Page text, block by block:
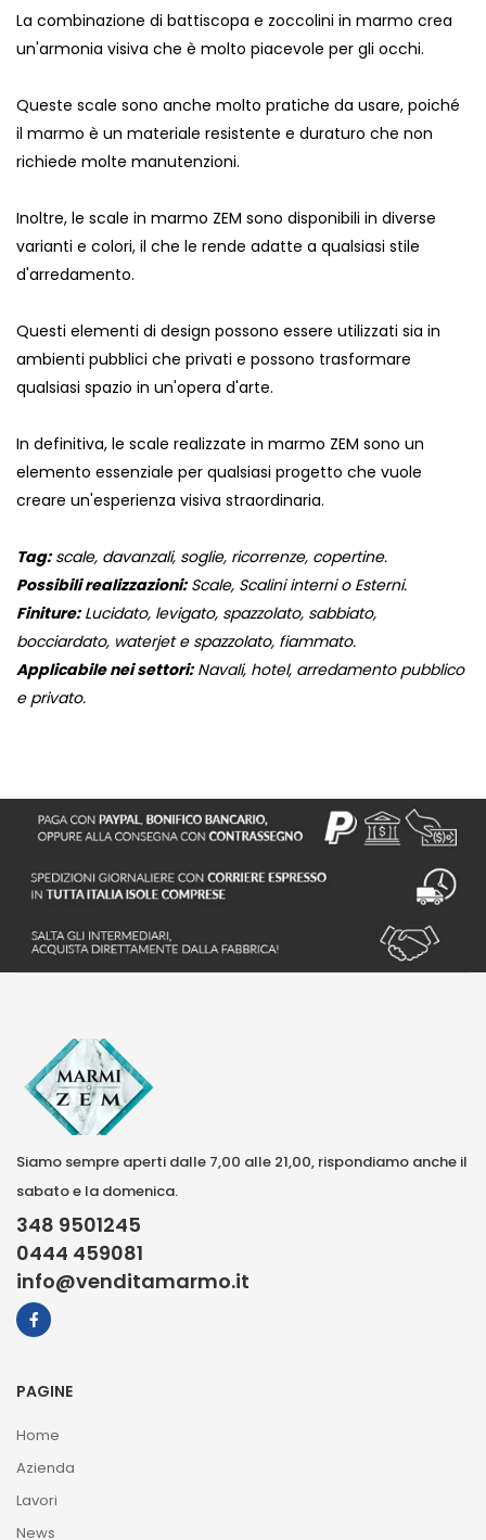
La combinazione di battiscopa e zoccolini in marmo crea
un'armonia visiva che è molto piacevole per gli occhi.
Queste scale sono anche molto pratiche da usare, poiché
il marmo è un materiale resistente e duraturo che non
richiede molte manutenzioni.
Inoltre, le scale in marmo ZEM sono disponibili in diverse
varianti e colori, il che le rende adatte a qualsiasi stile
d'arredamento.
Questi elementi di design possono essere utilizzati sia in
ambienti pubblici che privati e possono trasformare
qualsiasi spazio in un'opera d'arte.
In definitiva, le scale realizzate in marmo ZEM sono un
elemento essenziale per qualsiasi progetto che vuole
creare un'esperienza visiva straordinaria.
Tag:scale, davanzali, soglie, ricorrenze, copertine.
Possibili realizzazioni:Scale, Scalini interni o Esterni.
Finiture:Lucidato, levigato, spazzolato, sabbiato,
bocciardato, waterjet e spazzolato, fiammato.
Applicabile nei settori:Navali, hotel, arredamento pubblico
e privato.
Siamo sempre aperti dalle 7,00 alle 21,00, rispondiamo anche il
sabato e la domenica.
348 9501245
0444 459081
info@venditamarmo.it
PAGINE
Home
Azienda
Lavori
News